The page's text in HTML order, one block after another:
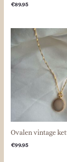
€89.95
Ovalen vintage
€99.95